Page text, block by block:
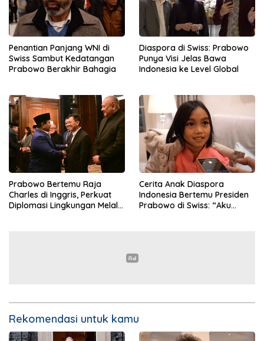
Penantian Panjang WNI di
Swiss Sambut Kedatangan
Prabowo Berakhir Bahagia
Diaspora di Swiss: Prabowo
Punya Visi Jelas Bawa
Indonesia ke Level Global
Prabowo Bertemu Raja
Charles di Inggris, Perkuat
Diplomasi Lingkungan Melalui
Cerita Anak Diaspora
Indonesia Bertemu Presiden
Prabowo di Swiss: “Aku
Rekomendasi untuk kamu